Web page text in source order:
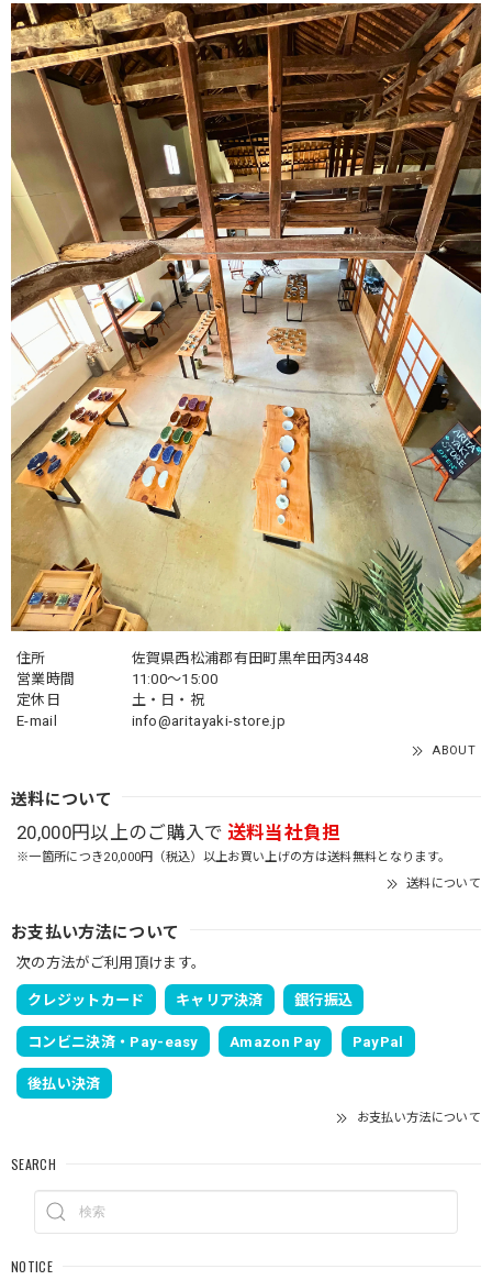
住所
佐賀県西松浦郡有田町黒牟田丙3448
営業時間
11:00～15:00
定休日
土・日・祝
E-mail
info@aritayaki-store.jp
ABOUT
送料について
20,000円以上のご購入で 送料当社負担
※一箇所につき20,000円（税込）以上お買い上げの方は送料無料となります。
送料について
お支払い方法について
次の方法がご利用頂けます。
クレジットカード キャリア決済 銀行振込
コンビニ決済・Pay-easy Amazon Pay PayPal
後払い決済
お支払い方法について
SEARCH
NOTICE